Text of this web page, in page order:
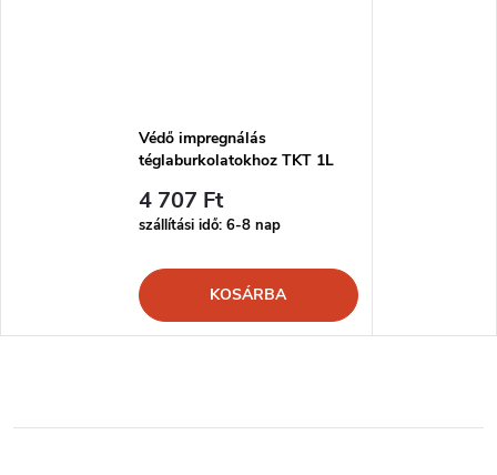
Védő impregnálás
téglaburkolatokhoz TKT 1L
4 707 Ft
szállítási idő: 6-8 nap
KOSÁRBA